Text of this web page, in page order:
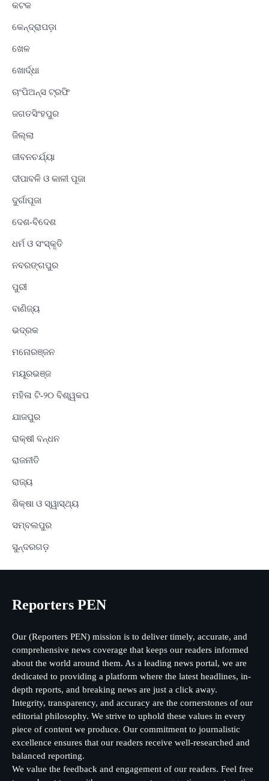
କଟକ
କେନ୍ଦ୍ରାପଡ଼ା
ଖେଳ
ଖୋର୍ଦ୍ଧା
ଚାଂପିଅନ୍ସ ଟ୍ରଫି
ଜଗତସିଂହପୁର
ଜିଲ୍ଲା
ଜୀବନଚର୍ଯ୍ୟା
ଦୀପାବଳି ଓ କାଳୀ ପୂଜା
ଦୁର୍ଗାପୂଜା
ଦେଶ-ବିଦେଶ
ଧର୍ମ ଓ ସଂସ୍କୃତି
ନବରଙ୍ଗପୁର
ପୁରୀ
ବାଣିଜ୍ୟ
ଭଦ୍ରକ
ମନୋରଞ୍ଜନ
ମୟୂରଭଞ୍ଜ
ମହିଳା ଟି-୨୦ ବିଶ୍ୱକପ
ଯାଜପୁର
ରାକ୍ଷୀ ବନ୍ଧନ
ରାଜନୀତି
ରାଜ୍ୟ
ଶିକ୍ଷା ଓ ସ୍ୱାସ୍ଥ୍ୟ
ସମ୍ବଲପୁର
ସୁନ୍ଦରଗଡ଼
Reporters PEN
Our (Reporters PEN) mission is to deliver timely, accurate, and
comprehensive news coverage that keeps our readers informed
about the world around them. As a leading news portal, we are
dedicated to providing a platform where the latest headlines, in-
depth reports, and breaking news are just a click away.
Integrity, transparency, and accuracy are the cornerstones of our
editorial philosophy. We strive to uphold these values in every
piece of content we produce. Our commitment to journalistic
excellence ensures that our readers receive well-researched and
balanced reporting.
We value the feedback and engagement of our readers. Feel free